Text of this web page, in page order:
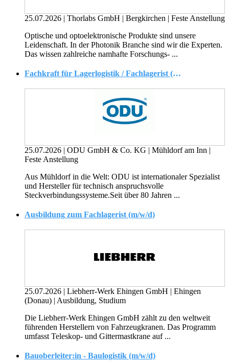
25.07.2026 | Thorlabs GmbH | Bergkirchen | Feste Anstellung
Optische und optoelektronische Produkte sind unsere
Leidenschaft. In der Photonik Branche sind wir die Experten.
Das wissen zahlreiche namhafte Forschungs- ...
Fachkraft für Lagerlogistik / Fachlagerist (m/w/d) Bereich Verpacken
25.07.2026 | ODU GmbH & Co. KG | Mühldorf am Inn |
Feste Anstellung
Aus Mühldorf in die Welt: ODU ist internationaler Spezialist
und Hersteller für technisch anspruchsvolle
Steckverbindungssysteme.Seit über 80 Jahren ...
Ausbildung zum Fachlagerist (m/w/d)
25.07.2026 | Liebherr-Werk Ehingen GmbH | Ehingen
(Donau) | Ausbildung, Studium
Die Liebherr-Werk Ehingen GmbH zählt zu den weltweit
führenden Herstellern von Fahrzeugkranen. Das Programm
umfasst Teleskop- und Gittermastkrane auf ...
Bauoberleiter:in - Baulogistik (m/w/d)